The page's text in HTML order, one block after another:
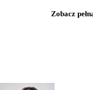
Zobacz